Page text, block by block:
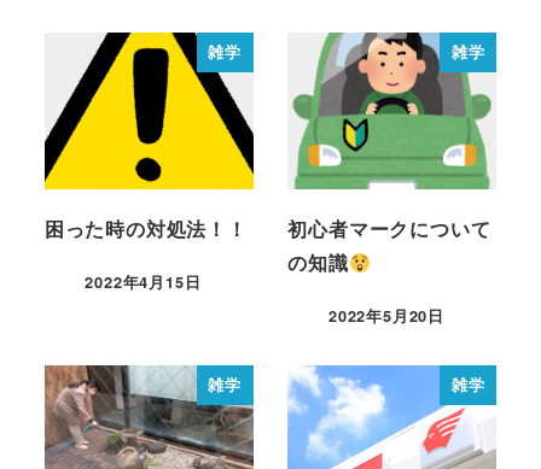
雑学
困った時の対処法！！
2022年4月15日
雑学
初心者マークについて
の知識
2022年5月20日
雑学 雑学